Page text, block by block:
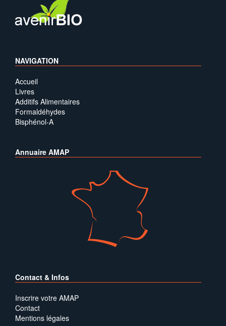
NAVIGATION
Accueil
Livres
Additifs Alimentaires
Formaldéhydes
Bisphénol-A
Annuaire AMAP
Contact & Infos
Inscrire votre AMAP
Contact
Mentions légales